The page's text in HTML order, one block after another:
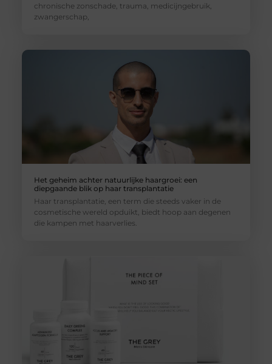
chronische zonschade, trauma, medicijngebruik,
zwangerschap,
Het geheim achter natuurlijke haargroei: een
diepgaande blik op haar transplantatie
Haar transplantatie, een term die steeds vaker in de
cosmetische wereld opduikt, biedt hoop aan degenen
die kampen met haarverlies.